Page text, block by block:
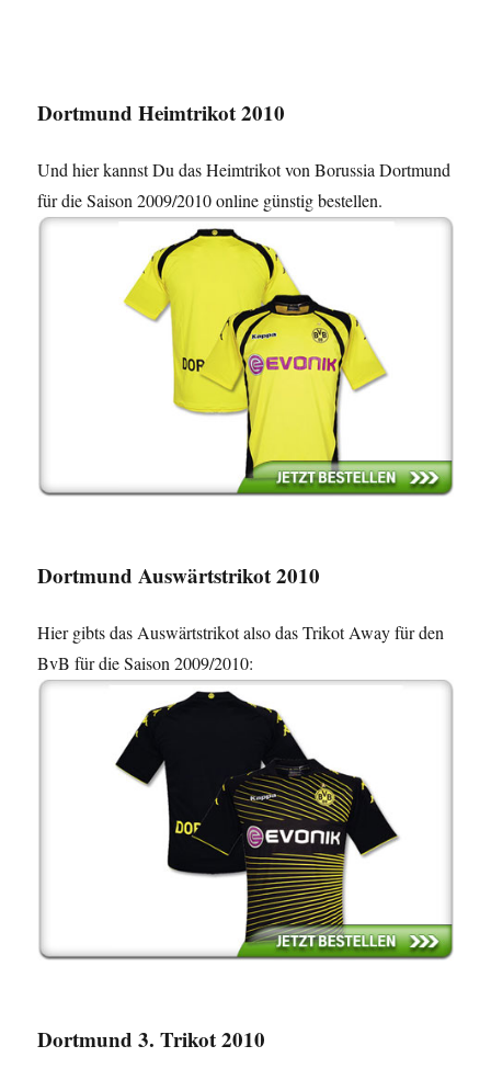
Dortmund Heimtrikot 2010
Und hier kannst Du das Heimtrikot von Borussia Dortmund
für die Saison 2009/2010 online günstig bestellen.
Dortmund Auswärtstrikot 2010
Hier gibts das Auswärtstrikot also das Trikot Away für den
BvB für die Saison 2009/2010:
Dortmund 3. Trikot 2010